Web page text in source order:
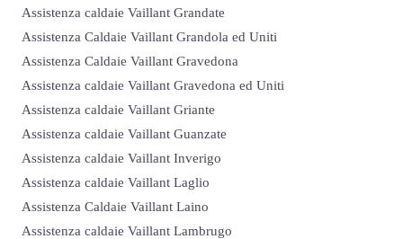
Assistenza caldaie Vaillant Grandate
Assistenza Caldaie Vaillant Grandola ed Uniti
Assistenza Caldaie Vaillant Gravedona
Assistenza caldaie Vaillant Gravedona ed Uniti
Assistenza caldaie Vaillant Griante
Assistenza caldaie Vaillant Guanzate
Assistenza caldaie Vaillant Inverigo
Assistenza caldaie Vaillant Laglio
Assistenza Caldaie Vaillant Laino
Assistenza caldaie Vaillant Lambrugo